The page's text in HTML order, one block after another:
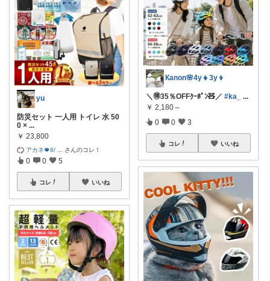
yu
防災セット 一人用 トイレ 水 50
0 × ...
￥ 23,800
アカネ🍁8/ さんのコレ！
0 0 5
コレ いいね
Кanon🌸4y👧3y👦
＼🉐35％OFFｸｰﾎﾟﾝ🧸／ #ka_
...
￥ 2,180～
0 0 3
コレ いいね